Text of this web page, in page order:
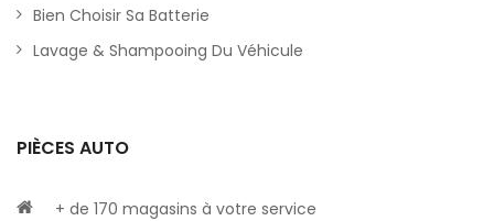
Bien Choisir Sa Batterie
Lavage & Shampooing Du Véhicule
PIÈCES AUTO
+ de 170 magasins à votre service